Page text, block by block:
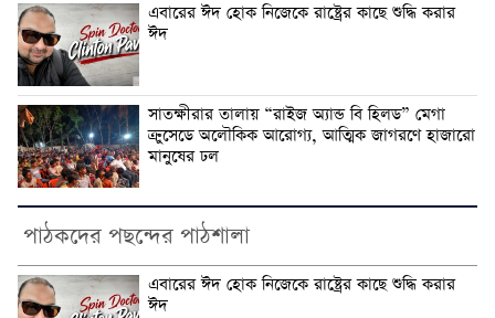
‎এবারের ঈদ হোক নিজেকে রাষ্ট্রের কাছে শুদ্ধি করার
ঈদ
সাতক্ষীরার তালায় “রাইজ অ্যান্ড বি হিলড” মেগা
ক্রুসেডে অলৌকিক আরোগ্য, আত্মিক জাগরণে হাজারো
মানুষের ঢল
পাঠকদের পছন্দের পাঠশালা
‎এবারের ঈদ হোক নিজেকে রাষ্ট্রের কাছে শুদ্ধি করার
ঈদ